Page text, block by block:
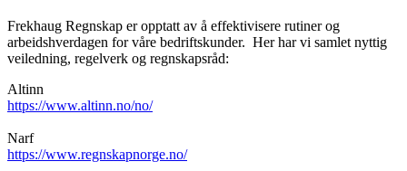
Frekhaug Regnskap er opptatt av å effektivisere rutiner og
arbeidshverdagen for våre bedriftskunder. Her har vi samlet nyttig
veiledning, regelverk og regnskapsråd:
Altinn
https://www.altinn.no/no/
Narf
https://www.regnskapnorge.no/